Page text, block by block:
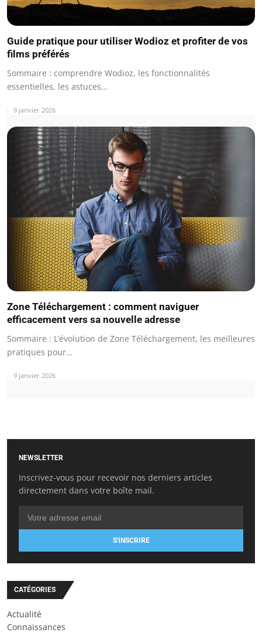
Guide pratique pour utiliser Wodioz et profiter de vos
films préférés
Sommaire : comprendre Wodioz, les fonctionnalités
essentielles, les astuces…
9 janvier 2026
Zone Téléchargement : comment naviguer
efficacement vers sa nouvelle adresse
Sommaire : L’évolution de Zone Téléchargement, les meilleures
pratiques pour…
9 janvier 2026
NEWSLETTER
Inscrivez-vous pour recevoir nos derniers articles
directement dans votre boîte mail.
S'INSCRIRE
CATÉGORIES
Actualité
Connaissances